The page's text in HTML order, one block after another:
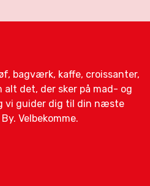
bagværk, kaffe, croissanter,
alt det, der sker på mad- og
vi guider dig til din næste
Velbekomme.